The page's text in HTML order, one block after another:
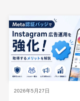
2026年5月27日